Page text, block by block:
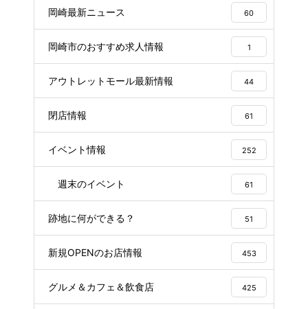
岡崎最新ニュース 60
岡崎市のおすすめ求人情報 1
アウトレットモール最新情報 44
閉店情報 61
イベント情報 252
週末のイベント 61
跡地に何ができる？ 51
新規OPENのお店情報 453
グルメ＆カフェ＆飲食店 425